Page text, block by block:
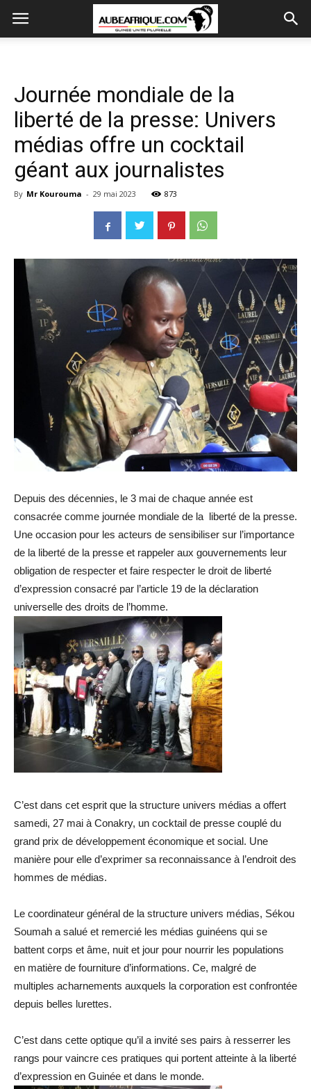
Journée mondiale de la
liberté de la presse: Univers
médias offre un cocktail
géant aux journalistes
By Mr Kourouma - 29 mai 2023 873
Depuis des décennies, le 3 mai de chaque année est
consacrée comme journée mondiale de la liberté de la presse.
Une occasion pour les acteurs de sensibiliser sur l’importance
de la liberté de la presse et rappeler aux gouvernements leur
obligation de respecter et faire respecter le droit de liberté
d’expression consacré par l’article 19 de la déclaration
universelle des droits de l’homme.
C’est dans cet esprit que la structure univers médias a offert
samedi, 27 mai à Conakry, un cocktail de presse couplé du
grand prix de développement économique et social. Une
manière pour elle d’exprimer sa reconnaissance à l’endroit des
hommes de médias.
Le coordinateur général de la structure univers médias, Sékou
Soumah a salué et remercié les médias guinéens qui se
battent corps et âme, nuit et jour pour nourrir les populations
en matière de fourniture d’informations. Ce, malgré de
multiples acharnements auxquels la corporation est confrontée
depuis belles lurettes.
C’est dans cette optique qu’il a invité ses pairs à resserrer les
rangs pour vaincre ces pratiques qui portent atteinte à la liberté
d’expression en Guinée et dans le monde.